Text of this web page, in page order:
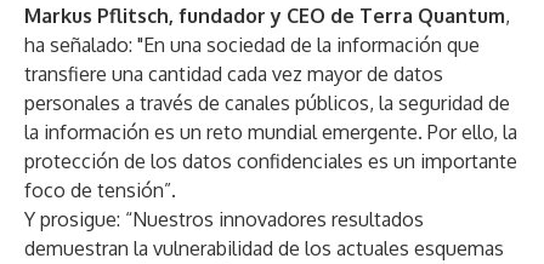
Markus Pflitsch, fundador y CEO de Terra Quantum,
ha señalado: "En una sociedad de la información que
transfiere una cantidad cada vez mayor de datos
personales a través de canales públicos, la seguridad de
la información es un reto mundial emergente. Por ello, la
protección de los datos confidenciales es un importante
foco de tensión”.
Y prosigue: “Nuestros innovadores resultados
demuestran la vulnerabilidad de los actuales esquemas